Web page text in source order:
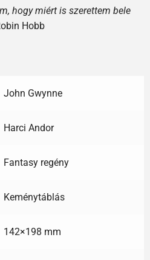
hogy miért is szerettem bele
Hobb
John Gwynne
Harci Andor
Fantasy regény
Keménytáblás
142×198 mm